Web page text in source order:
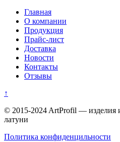
Главная
О компании
Продукция
Прайс-лист
Доставка
Новости
Контакты
Отзывы
↑
© 2015-2024 ArtProfil — изделия
латуни
Политика конфиденцильности